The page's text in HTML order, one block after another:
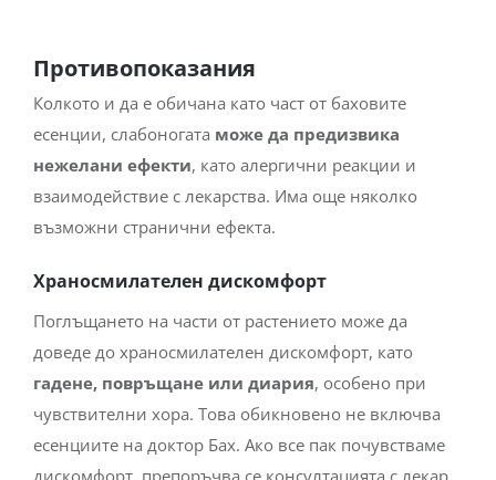
Противопоказания
Колкото и да е обичана като част от баховите
есенции, слабоногата може да предизвика
нежелани ефекти, като aлергични реакции и
взаимодействие с лекарства. Има още няколко
възможни странични ефекта.
Храносмилателен дискомфорт
Поглъщането на части от растението може да
доведе до храносмилателен дискомфорт, като
гадене, повръщане или диария, особено при
чувствителни хора. Това обикновено не включва
есенциите на доктор Бах. Ако все пак почувстваме